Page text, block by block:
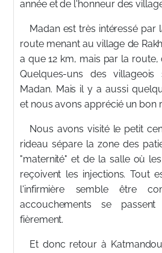
année et de l'honneur des
Madan est très intéressé par
route menant au village de
a que 12 km, mais par la route,
Quelques-uns des villageois
Madan. Mais il y a aussi
et nous avons apprécié un bon
Nous avons visité le petit
rideau sépare la zone des
"maternité" et de la salle où
reçoivent les injections. Tout
l'infirmière semble être
accouchements se
fièrement.
Et donc retour à